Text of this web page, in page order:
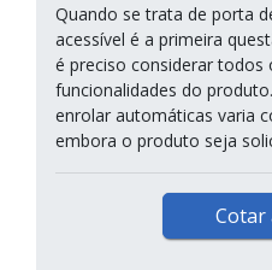
Quando se trata de porta
acessível é a primeira
é preciso considerar todos
funcionalidades do
enrolar automáticas varia
embora o produto seja
Cotar